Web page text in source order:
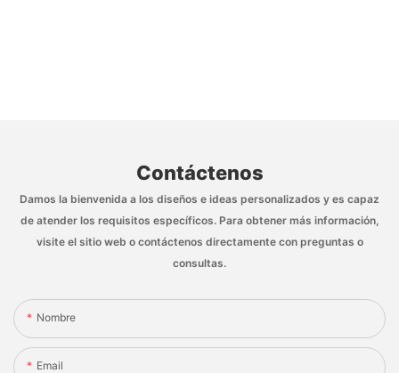
Contáctenos
Damos la bienvenida a los diseños e ideas personalizados y es capaz
de atender los requisitos específicos. Para obtener más información,
visite el sitio web o contáctenos directamente con preguntas o
consultas.
Nombre
Email